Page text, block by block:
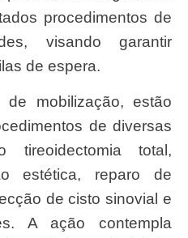
procedimentos de
visando garantir
de espera.
de diversas
tireoidectomia total,
estética, reparo de
de cisto sinovial e
A ação contempla